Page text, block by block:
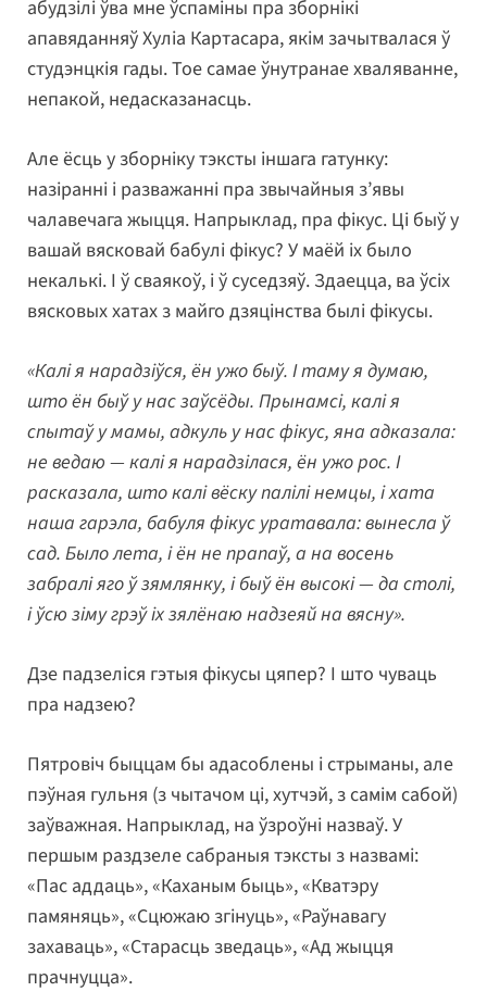
абудзілі ўва мне ўспаміны пра зборнікі
апавяданняў Хуліа Картасара, якім зачытвалася ў
студэнцкія гады. Тое самае ўнутранае хваляванне,
непакой, недасказанасць.
Але ёсць у зборніку тэксты іншага гатунку:
назіранні і разважанні пра звычайныя з’явы
чалавечага жыцця. Напрыклад, пра фікус. Ці быў у
вашай вясковай бабулі фікус? У маёй іх было
некалькі. І ў сваякоў, і ў суседзяў. Здаецца, ва ўсіх
вясковых хатах з майго дзяцінства былі фікусы.
«Калі я нарадзіўся, ён ужо быў. І таму я думаю,
што ён быў у нас заўсёды. Прынамсі, калі я
спытаў у мамы, адкуль у нас фікус, яна адказала:
не ведаю — калі я нарадзілася, ён ужо рос. І
расказала, што калі вёску палілі немцы, і хата
наша гарэла, бабуля фікус уратавала: вынесла ў
сад. Было лета, і ён не прапаў, а на восень
забралі яго ў зямлянку, і быў ён высокі — да столі,
і ўсю зіму грэў іх зялёнаю надзеяй на вясну».
Дзе падзеліся гэтыя фікусы цяпер? І што чуваць
пра надзею?
Пятровіч быццам бы адасоблены і стрыманы, але
пэўная гульня (з чытачом ці, хутчэй, з самім сабой)
заўважная. Напрыклад, на ўзроўні назваў. У
першым раздзеле сабраныя тэксты з назвамі:
«Пас аддаць», «Каханым быць», «Кватэру
памяняць», «Сцюжаю згінуць», «Раўнавагу
захаваць», «Старасць зведаць», «Ад жыцця
прачнуцца».